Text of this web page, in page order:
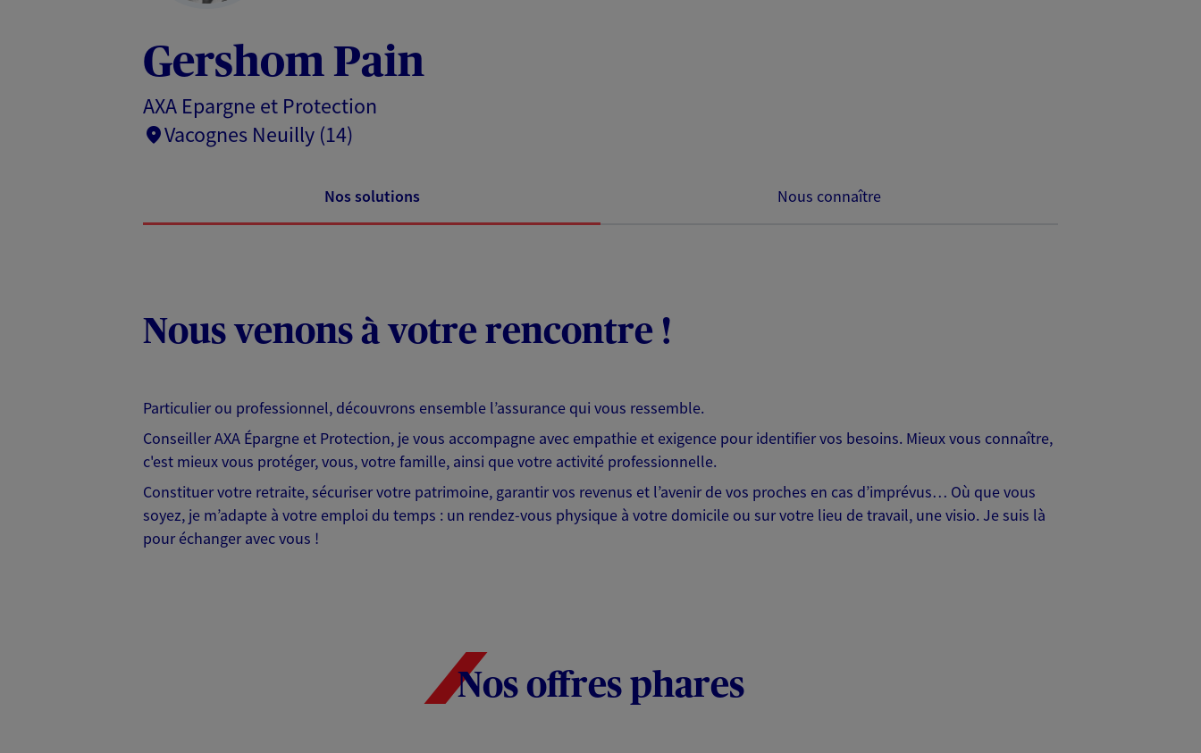
Gershom Pain
AXA Epargne et Protection
Vacognes Neuilly (14)
Nos solutions Nous connaître
Nous venons à votre rencontre !
Particulier ou professionnel, découvrons ensemble l’assurance qui vous ressemble.
Conseiller AXA Épargne et Protection, je vous accompagne avec empathie et exigence pour identifier vos besoins. Mieux vous connaître,
c'est mieux vous protéger, vous, votre famille, ainsi que votre activité professionnelle.
Constituer votre retraite, sécuriser votre patrimoine, garantir vos revenus et l’avenir de vos proches en cas d’imprévus… Où que vous
soyez, je m’adapte à votre emploi du temps : un rendez-vous physique à votre domicile ou sur votre lieu de travail, une visio. Je suis là
pour échanger avec vous !
Nos offres phares